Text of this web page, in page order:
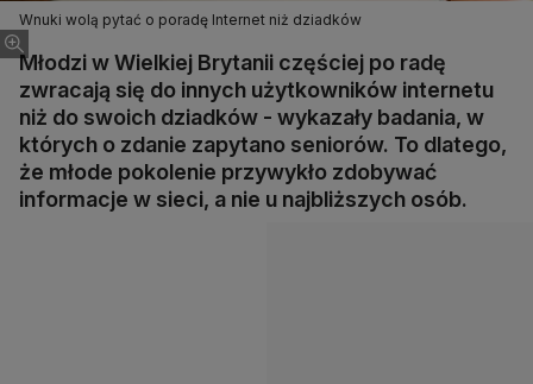
Wnuki wolą pytać o poradę Internet niż dziadków
Młodzi w Wielkiej Brytanii częściej po radę
zwracają się do innych użytkowników internetu
niż do swoich dziadków - wykazały badania, w
których o zdanie zapytano seniorów. To dlatego,
że młode pokolenie przywykło zdobywać
informacje w sieci, a nie u najbliższych osób.